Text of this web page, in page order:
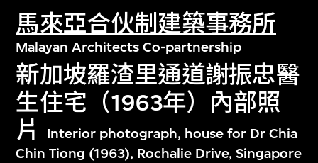
馬來亞合伙制建築事務所
Malayan Architects Co-partnership
新加坡羅渣里通道謝振忠醫
生住宅（1963年）內部照
片
Interior photograph, house for Dr Chia
Chin Tiong (1963), Rochalie Drive, Singapore
文化藏品。